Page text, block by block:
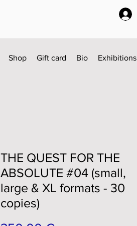
Shop Gift card Bio Exhibitions
THE QUEST FOR THE
ABSOLUTE #04 (small,
large & XL formats - 30
copies)